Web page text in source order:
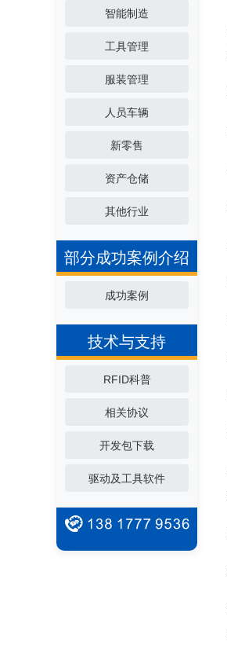
智能制造
工具管理
服装管理
人员车辆
新零售
资产仓储
其他行业
部分成功案例介绍
成功案例
技术与支持
RFID科普
相关协议
开发包下载
驱动及工具软件